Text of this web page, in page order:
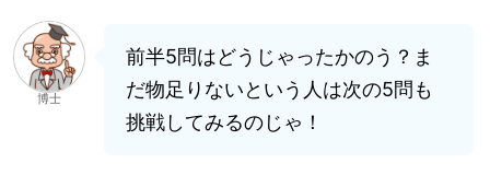
博士
前半5問はどうじゃったかのう？ま
だ物足りないという人は次の5問も
挑戦してみるのじゃ！